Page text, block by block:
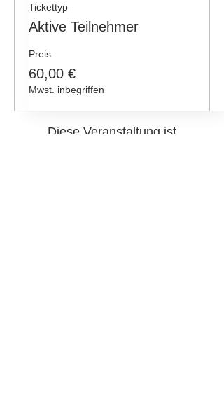
Tickettyp
Aktive Teilnehmer
Preis
60,00 €
Mwst. inbegriffen
Diese Veranstaltung ist